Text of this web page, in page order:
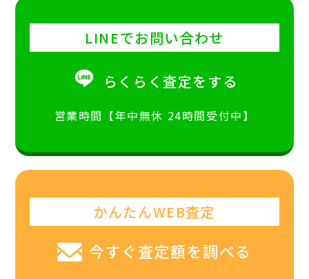
LINEでお問い合わせ
らくらく査定をする
営業時間【年中無休 24時間受付中】
かんたんWEB査定
今すぐ査定額を調べる